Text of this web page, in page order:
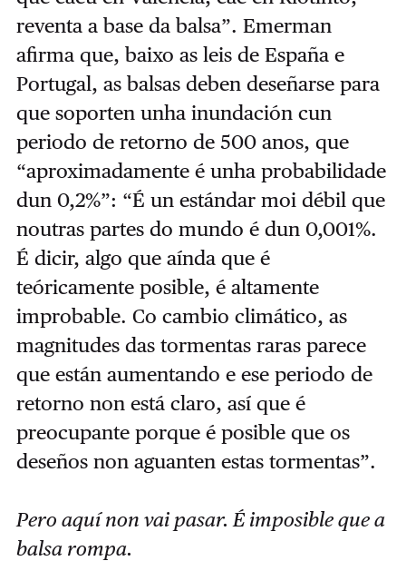
reventa a base da balsa”. Emerman
afirma que, baixo as leis de España e
Portugal, as balsas deben deseñarse para
que soporten unha inundación cun
periodo de retorno de 500 anos, que
“aproximadamente é unha probabilidade
dun 0,2%”: “É un estándar moi débil que
noutras partes do mundo é dun 0,001%.
É dicir, algo que aínda que é
teóricamente posible, é altamente
improbable. Co cambio climático, as
magnitudes das tormentas raras parece
que están aumentando e ese periodo de
retorno non está claro, así que é
preocupante porque é posible que os
deseños non aguanten estas tormentas”.
Pero aquí non vai pasar. É imposible que a
balsa rompa.